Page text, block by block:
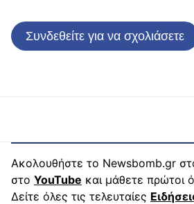
Συνδεθείτε για να σχολιάσετε
Ακολουθήστε το Newsbomb.gr
στο YouTube και μάθετε πρώτοι
Δείτε όλες τις τελευταίες